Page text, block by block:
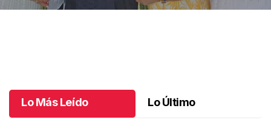
Lo Más Leído Lo Último